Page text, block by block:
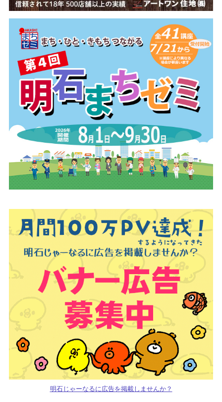
明石じゃーなるに広告を掲載しませんか？